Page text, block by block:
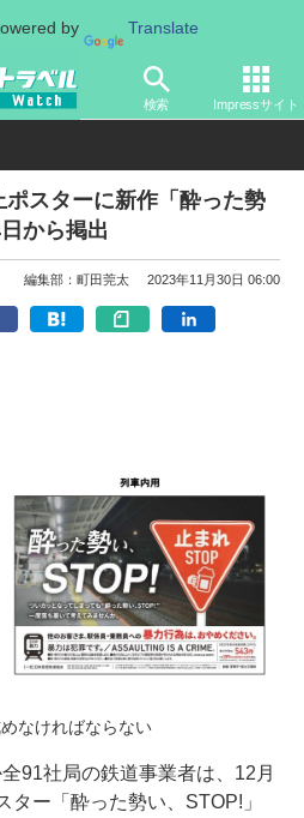
by Translate
検索 Impressサイト
官庁 鉄道 JR
スターに新作「酔った勢
から掲出
編集部：町田莞太 2023年11月30日 06:00
なければならない
91社局の鉄道事業者は、12月
ー「酔った勢い、STOP!」